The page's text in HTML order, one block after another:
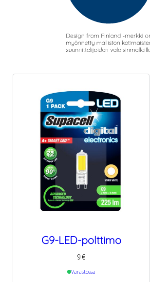
G9-LED-polttimo
9€
Varastossa